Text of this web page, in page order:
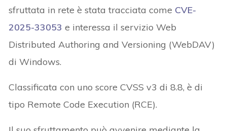
sfruttata in rete è stata tracciata come CVE-
2025-33053 e interessa il servizio Web
Distributed Authoring and Versioning (WebDAV)
di Windows.
Classificata con uno score CVSS v3 di 8.8, è di
tipo Remote Code Execution (RCE).